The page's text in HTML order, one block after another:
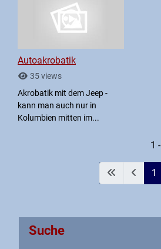
Autoakrobatik
35 views
Akrobatik mit dem Jeep -
kann man auch nur in
Kolumbien mitten im...
1
1
Suche